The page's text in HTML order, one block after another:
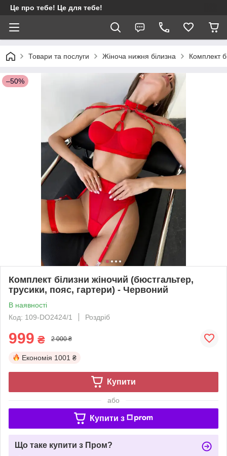
Це про тебе! Це для тебе!
Товари та послуги Жіноча нижня білизна Комплект
–50%
Комплект білизни жіночий (бюстгальтер,
трусики, пояс, гартери) - Червоний
В наявності
Код: 109-DO2424/1
Роздріб
999 ₴ 2 000 ₴
Економія 1001 ₴
Купити
або
Купити з
Що таке купити з Пром?